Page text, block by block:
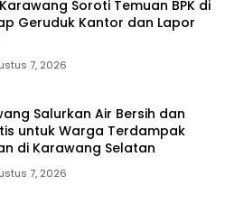
Karawang Soroti Temuan BPK di
Geruduk Kantor dan Lapor
7, 2026
Salurkan Air Bersih dan
untuk Warga Terdampak
di Karawang Selatan
7, 2026